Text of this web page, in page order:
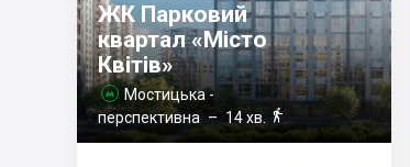
ЖК Парковий
квартал «Місто
Квітів»

Мостицька -
перспективна – 14 хв. 